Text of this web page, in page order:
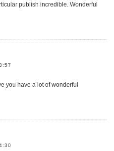
publish incredible. Wonderful
you have a lot of wonderful